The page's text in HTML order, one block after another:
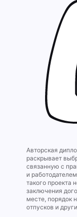
Авторская
раскрывает
связанную с
и
такого проекта
заключения
месте, порядок
отпусков и